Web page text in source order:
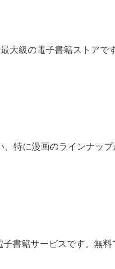
大級の電子書籍ストアで
特に漫画のラインナッ
書籍サービスです。無料